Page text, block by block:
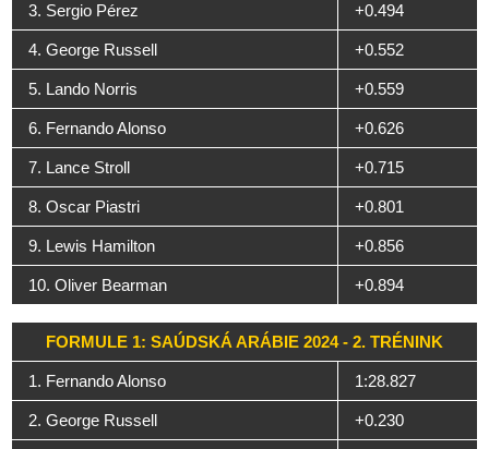
3. Sergio Pérez +0.494
4. George Russell +0.552
5. Lando Norris +0.559
6. Fernando Alonso +0.626
7. Lance Stroll +0.715
8. Oscar Piastri +0.801
9. Lewis Hamilton +0.856
10. Oliver Bearman +0.894
FORMULE 1: SAÚDSKÁ ARÁBIE 2024 - 2. TRÉNINK
1. Fernando Alonso 1:28.827
2. George Russell +0.230